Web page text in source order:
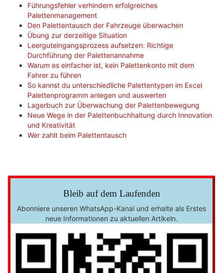
Führungsfehler verhindern erfolgreiches
Palettenmanagement
Den Palettentausch der Fahrzeuge überwachen
Übung zur derzeitige Situation
Leerguteingangsprozess aufsetzen: Richtige
Durchführung der Palettenannahme
Warum es einfacher ist, kein Palettenkonto mit dem
Fahrer zu führen
So kannst du unterschiedliche Palettentypen im Excel
Palettenprogramm anlegen und auswerten
Lagerbuch zur Überwachung der Palettenbewegung
Neue Wege in der Palettenbuchhaltung durch Innovation
und Kreativität
Wer zahlt beim Palettentausch
Bleib auf dem Laufenden
Abonniere unseren WhatsApp-Kanal und erhalte als Erstes
neue Informationen zu aktuellen Artikeln.